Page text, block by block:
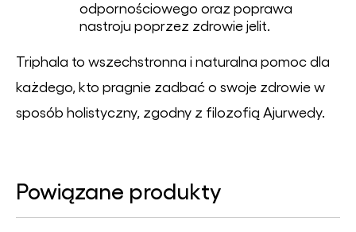
odpornościowego oraz poprawa
nastroju poprzez zdrowie jelit.
Triphala to wszechstronna i naturalna pomoc dla
każdego, kto pragnie zadbać o swoje zdrowie w
sposób holistyczny, zgodny z filozofią Ajurwedy.
Powiązane produkty